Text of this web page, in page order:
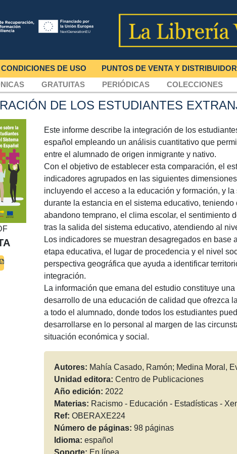
CONDICIONES DE USO PUNTOS DE VENTA Y
GRATUITAS PERIÓDICAS COLECCIONES
DE LOS ESTUDIANTES
Este informe describe la integración de los
español empleando un análisis cuantitativo que
entre el alumnado de origen inmigrante y nativo.
Con el objetivo de establecer esta comparación, el
indicadores agrupados en las siguientes
incluyendo el acceso a la educación y formación, y
durante la estancia en el sistema educativo,
abandono temprano, el clima escolar, el sentimiento
tras la salida del sistema educativo, atendiendo al
Los indicadores se muestran desagregados en base
etapa educativa, el lugar de procedencia y el nivel
perspectiva geográfica que ayuda a identificar
integración.
La información que emana del estudio constituye
desarrollo de una educación de calidad que ofrezca
a todo el alumnado, donde todos los estudiantes
desarrollarse en lo personal al margen de las
situación económica y social.
Autores: Mahía Casado, Ramón; Medina Moral,
Unidad editora: Centro de Publicaciones
Año edición: 2022
Materias: Racismo - Educación - Estadísticas -
Ref: OBERAXE224
Número de páginas: 98 páginas
Idioma: español
Soporte: En línea